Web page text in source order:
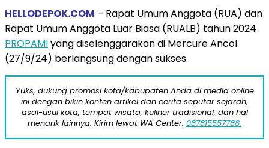
HELLODEPOK.COM – Rapat Umum Anggota (RUA) dan
Rapat Umum Anggota Luar Biasa (RUALB) tahun 2024
PROPAMIyang diselenggarakan di Mercure Ancol
(27/9/24) berlangsung dengan sukses.
Yuks, dukung promosi kota/kabupaten Anda di media online
ini dengan bikin konten artikel dan cerita seputar sejarah,
asal-usul kota, tempat wisata, kuliner tradisional, dan hal
menarik lainnya. Kirim lewat WA Center: 087815557788.